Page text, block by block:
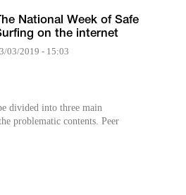
The National Week of Safe
on the internet
03/2019 - 15:03
divided into three main
problematic contents. Peer